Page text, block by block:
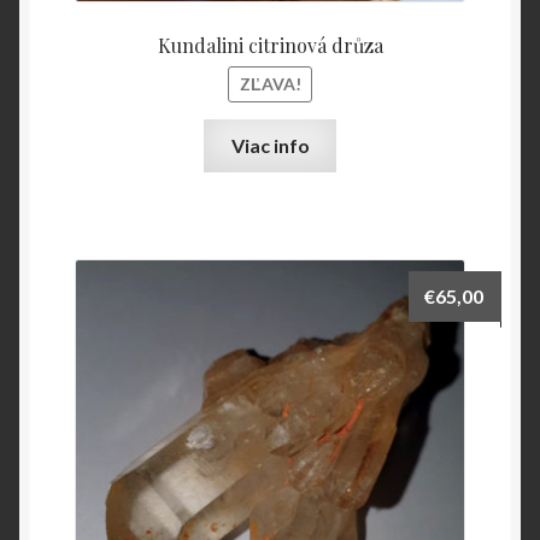
Kundalini citrinová drůza
ZĽAVA!
Viac info
€65,00